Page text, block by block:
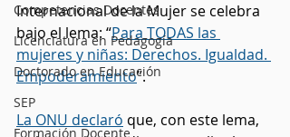
Competencias Docentes
Licenciatura en Pedagogía
Doctorado en Educación
SEP
Formación Docente
Internacional de la Mujer se celebra
bajo el lema: “Para TODAS las
mujeres y niñas: Derechos. Igualdad.
Empoderamiento”.
La ONU declaró que, con este lema,